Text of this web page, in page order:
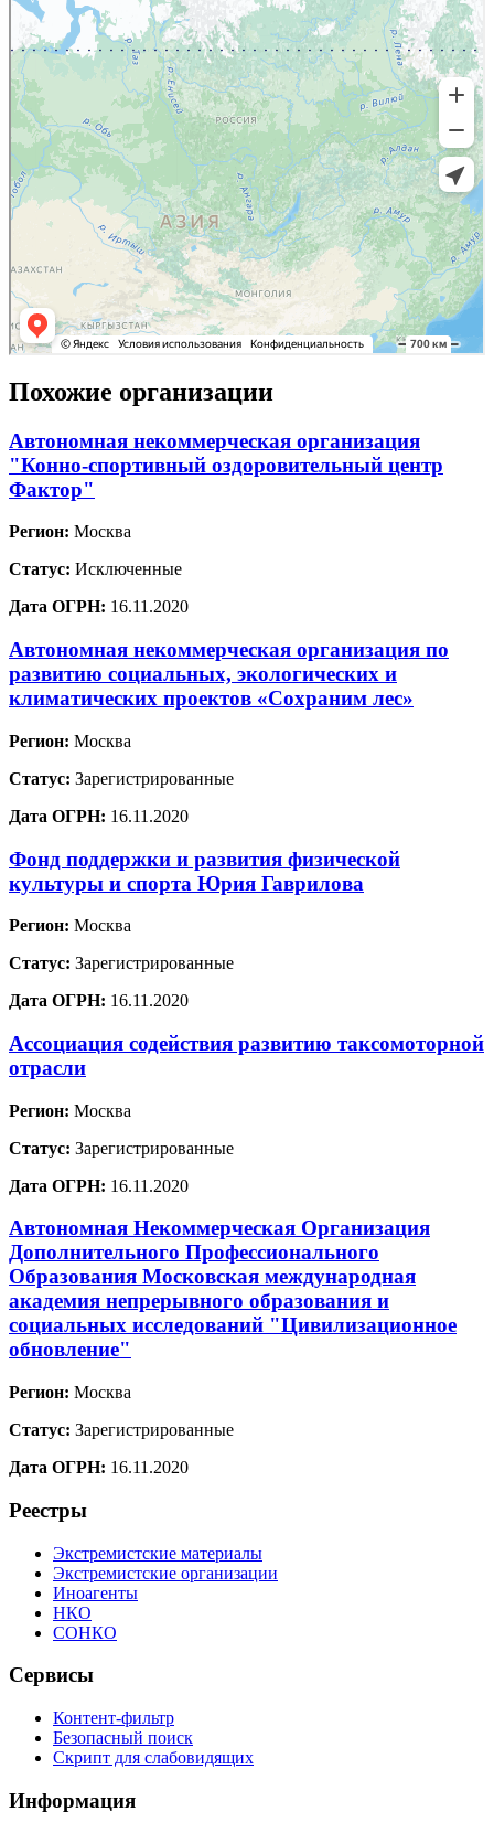
Похожие организации
Автономная некоммерческая организация
"Конно-спортивный оздоровительный центр
Фактор"
Регион: Москва
Статус: Исключенные
Дата ОГРН: 16.11.2020
Автономная некоммерческая организация по
развитию социальных, экологических и
климатических проектов «Сохраним лес»
Регион: Москва
Статус: Зарегистрированные
Дата ОГРН: 16.11.2020
Фонд поддержки и развития физической
культуры и спорта Юрия Гаврилова
Регион: Москва
Статус: Зарегистрированные
Дата ОГРН: 16.11.2020
Ассоциация содействия развитию таксомоторной
отрасли
Регион: Москва
Статус: Зарегистрированные
Дата ОГРН: 16.11.2020
Автономная Некоммерческая Организация
Дополнительного Профессионального
Образования Московская международная
академия непрерывного образования и
социальных исследований "Цивилизационное
обновление"
Регион: Москва
Статус: Зарегистрированные
Дата ОГРН: 16.11.2020
Реестры
Экстремистские материалы
Экстремистские организации
Иноагенты
НКО
СОНКО
Сервисы
Контент-фильтр
Безопасный поиск
Скрипт для слабовидящих
Информация